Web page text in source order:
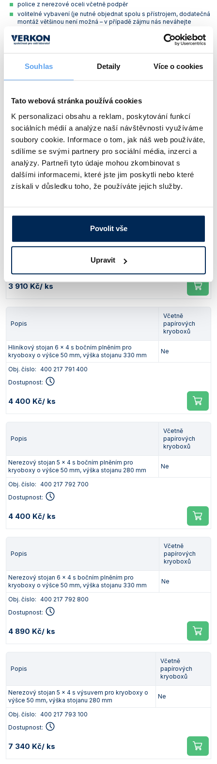
Souhlas Detaily Více o cookies
Tato webová stránka používá cookies
K personalizaci obsahu a reklam, poskytování funkcí
sociálních médií a analýze naší návštěvnosti využíváme
soubory cookie. Informace o tom, jak náš web používáte,
sdílíme se svými partnery pro sociální média, inzerci a
analýzy. Partneři tyto údaje mohou zkombinovat s
dalšími informacemi, které jste jim poskytli nebo které
získali v důsledku toho, že používáte jejich služby.
Povolit vše
Upravit
police z nerezové oceli včetně podpěr
volitelné vybavení (je nutné objednat spolu s přístrojem, dodatečná
montáž většinou není možná – v případě zájmu nás neváhejte
izolovaná "vypěněná" vnitřní dvířka, analogový výstup 4–20 mA,
záložní chlazení CO
SUFsg 3501 Celková kapacita 6 stojanů 5 x 4 a 6 stojanů 6 x 4
SUFsg 5001 Celková kapacita 8 stojanů 5 x 4 a 6 stojanů 6 x 4
Stojany pro ukládání kryoboxů (prázdné, bez kryoboxů)
Popis
papírových
kryoboxů
Hliníkový stojan 5 x 4 s bočním plněním pro
kryoboxy o výšce 50 mm, výška stojanu 280 mm
3 910 Kč/ ks
Popis
Včetně
papírových
kryoboxů
Hliníkový stojan 6 x 4 s bočním plněním pro
kryoboxy o výšce 50 mm, výška stojanu 330 mm
Ne
Obj. číslo: 400 217 791 400
Dostupnost:
4 400 Kč/ ks
Popis
Včetně
papírových
kryoboxů
Nerezový stojan 5 x 4 s bočním plněním pro
kryoboxy o výšce 50 mm, výška stojanu 280 mm
Ne
Obj. číslo: 400 217 792 700
Dostupnost:
4 400 Kč/ ks
Popis
Včetně
papírových
kryoboxů
Nerezový stojan 6 x 4 s bočním plněním pro
kryoboxy o výšce 50 mm, výška stojanu 330 mm
Ne
Obj. číslo: 400 217 792 800
Dostupnost:
4 890 Kč/ ks
Popis
Včetně
papírových
kryoboxů
Nerezový stojan 5 x 4 s výsuvem pro kryoboxy o
výšce 50 mm, výška stojanu 280 mm
Ne
Obj. číslo: 400 217 793 100
Dostupnost:
7 340 Kč/ ks